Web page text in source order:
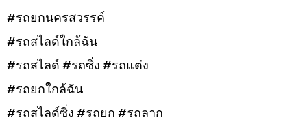
#รถยกนครสวรรค์
#รถสไลด์ใกล้ฉัน
#รถสไลด์ #รถซิ่ง #รถแต่ง
#รถยกใกล้ฉัน
#รถสไลด์ซิ่ง #รถยก #รถลาก